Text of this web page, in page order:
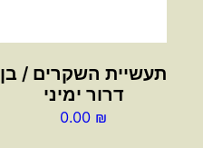
תעשיית השקרים / בן
דרור ימיני
0.00 ₪